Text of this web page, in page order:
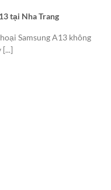
tại Nha Trang
Samsung A13 không